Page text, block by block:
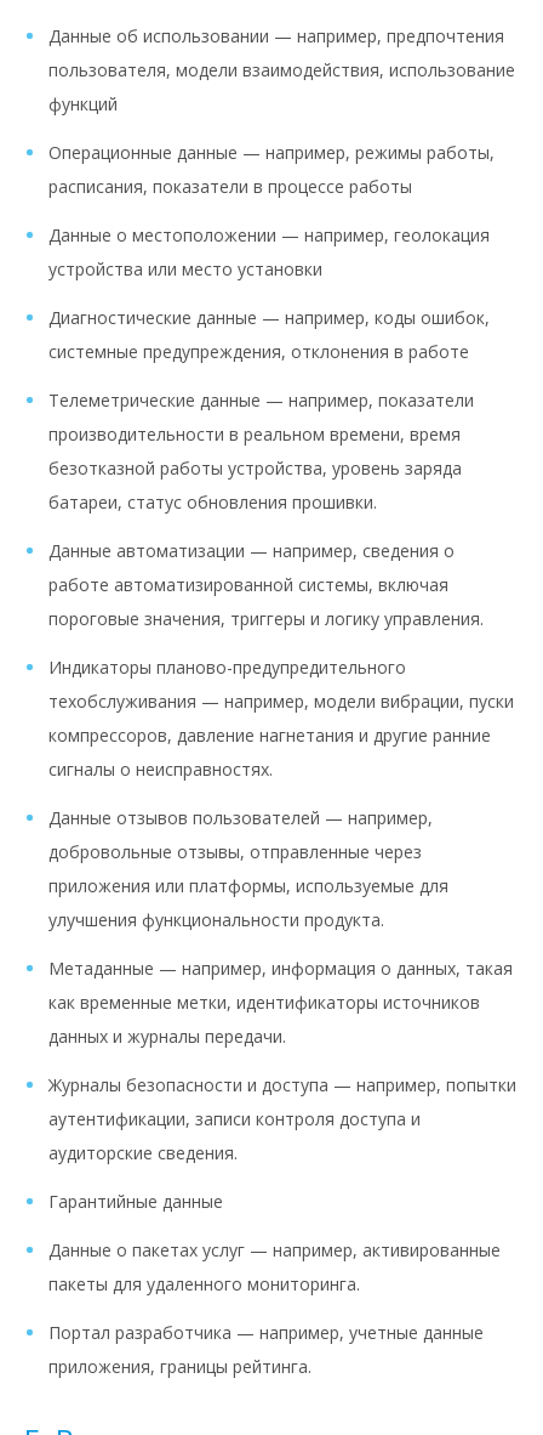
Данные об использовании — например, предпочтения
пользователя, модели взаимодействия, использование
функций
Операционные данные — например, режимы работы,
расписания, показатели в процессе работы
Данные о местоположении — например, геолокация
устройства или место установки
Диагностические данные — например, коды ошибок,
системные предупреждения, отклонения в работе
Телеметрические данные — например, показатели
производительности в реальном времени, время
безотказной работы устройства, уровень заряда
батареи, статус обновления прошивки.
Данные автоматизации — например, сведения о
работе автоматизированной системы, включая
пороговые значения, триггеры и логику управления.
Индикаторы планово-предупредительного
техобслуживания — например, модели вибрации, пуски
компрессоров, давление нагнетания и другие ранние
сигналы о неисправностях.
Данные отзывов пользователей — например,
добровольные отзывы, отправленные через
приложения или платформы, используемые для
улучшения функциональности продукта.
Метаданные — например, информация о данных, такая
как временные метки, идентификаторы источников
данных и журналы передачи.
Журналы безопасности и доступа — например, попытки
аутентификации, записи контроля доступа и
аудиторские сведения.
Гарантийные данные
Данные о пакетах услуг — например, активированные
пакеты для удаленного мониторинга.
Портал разработчика — например, учетные данные
приложения, границы рейтинга.